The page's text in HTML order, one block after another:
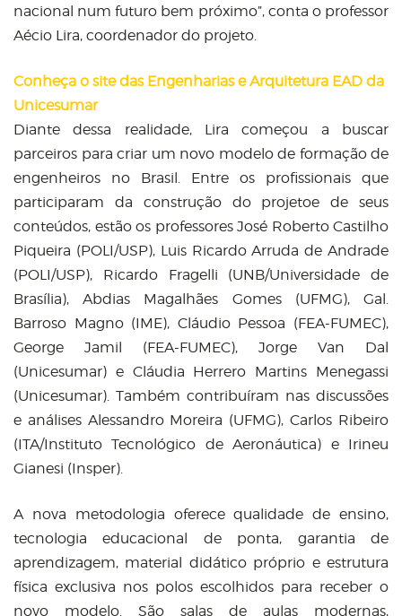
nacional num futuro bem próximo”, conta o professor
Aécio Lira, coordenador do projeto.
Conheça o site das Engenharias e Arquitetura EAD da
Unicesumar
Diante dessa realidade, Lira começou a buscar
parceiros para criar um novo modelo de formação de
engenheiros no Brasil. Entre os profissionais que
participaram da construção do projetoe de seus
conteúdos, estão os professores José Roberto Castilho
Piqueira (POLI/USP), Luis Ricardo Arruda de Andrade
(POLI/USP), Ricardo Fragelli (UNB/Universidade de
Brasília), Abdias Magalhães Gomes (UFMG), Gal.
Barroso Magno (IME), Cláudio Pessoa (FEA-FUMEC),
George Jamil (FEA-FUMEC), Jorge Van Dal
(Unicesumar) e Cláudia Herrero Martins Menegassi
(Unicesumar). Também contribuíram nas discussões
e análises Alessandro Moreira (UFMG), Carlos Ribeiro
(ITA/Instituto Tecnológico de Aeronáutica) e Irineu
Gianesi (Insper).
A nova metodologia oferece qualidade de ensino,
tecnologia educacional de ponta, garantia de
aprendizagem, material didático próprio e estrutura
física exclusiva nos polos escolhidos para receber o
novo modelo. São salas de aulas modernas,